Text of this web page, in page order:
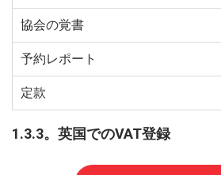
協会の覚書
予約レポート
定款
1.3.3。英国でのVAT登録